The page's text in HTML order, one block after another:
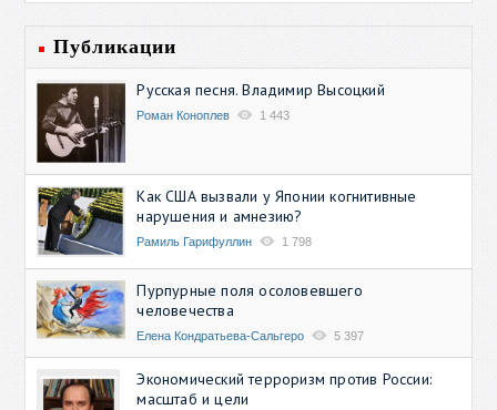
Публикации
Русская песня. Владимир Высоцкий
Роман Коноплев 1 443
Как США вызвали у Японии когнитивные
нарушения и амнезию?
Рамиль Гарифуллин 1 798
Пурпурные поля осоловевшего
человечества
Елена Кондратьева-Сальгеро 5 397
Экономический терроризм против России:
масштаб и цели